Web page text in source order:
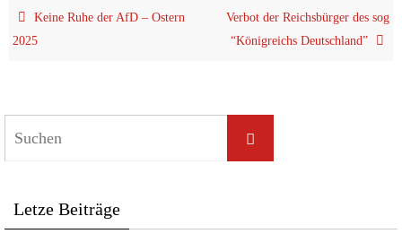
Kei­ne Ruhe der AfD – Ostern
2025
Ver­bot der Reichs­bür­ger des sog
“König­reichs Deutschland”
Let­ze Beiträge